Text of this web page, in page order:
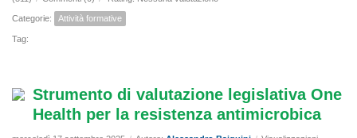
Categorie: Attività formative
Tag:
Strumento di valutazione legislativa One
Health per la resistenza antimicrobica